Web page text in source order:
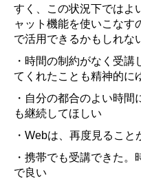
すく、この状況下ではよ
ャット機能を使いこなす
で活用できるかもしれな
・時間の制約がなく受
てくれたことも精神的に
・自分の都合のよい時
も継続してほしい
・Webは、再度見るこ
・携帯でも受講できた
で良い